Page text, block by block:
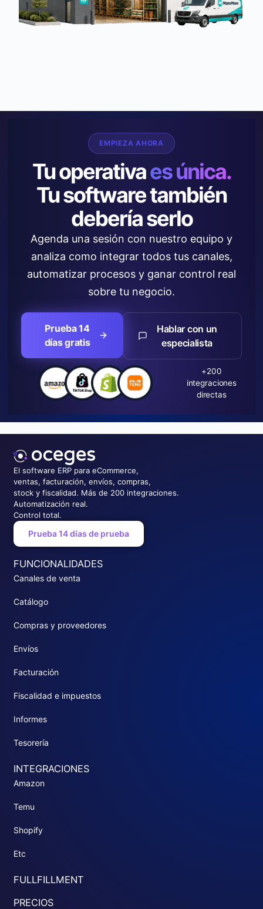
EMPIEZA AHORA
Tu operativaes única.
Tu software también
debería serlo
Agenda una sesión con nuestro equipo y
analiza como integrar todos tus canales,
automatizar procesos y ganar control real
sobre tu negocio.
Prueba 14
días gratis
Hablar con un
especialista
+200
integraciones
directas
El software ERP para eCommerce,
ventas, facturación, envíos, compras,
stock y fiscalidad. Más de 200 integraciones.
Automatización real.
Control total.
Prueba 14 días de prueba
FUNCIONALIDADES
Canales de venta
Catálogo
Compras y proveedores
Envíos
Facturación
Fiscalidad e impuestos
Informes
Tesorería
INTEGRACIONES
Amazon
Temu
Shopify
Etc
FULLFILLMENT
PRECIOS